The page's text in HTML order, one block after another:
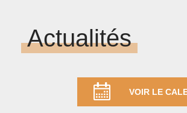
Actualités
VOIR LE